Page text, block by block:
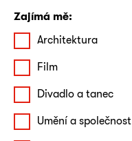
Zajímá mě:
Architektura
Film
Divadlo a tanec
Umění a společnost